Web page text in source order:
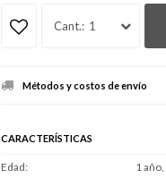
1
Métodos y costos de envío
CARACTERÍSTICAS
Edad 1